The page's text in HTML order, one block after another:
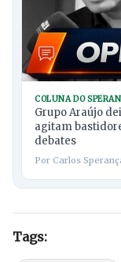
COLUNA DO
Grupo Araújo
agitam
debates
Por Carlos
Tags: